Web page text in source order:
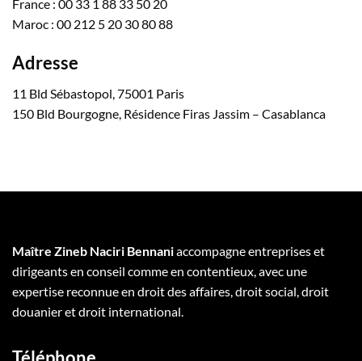
France : 00 33 1 88 33 50 20
Maroc : 00 212 5 20 30 80 88
Adresse
11 Bld Sébastopol, 75001 Paris
150 Bld Bourgogne, Résidence Firas Jassim – Casablanca
Maître Zineb Naciri Bennaniaccompagne entreprises et
dirigeants en conseil comme en contentieux, avec une
expertise reconnue en droit des affaires, droit social, droit
douanier et droit international.